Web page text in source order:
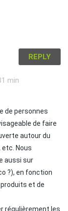
REPLY
min
de personnes
de faire
autour du
etc. Nous
aussi sur
?), en fonction
et de
régulièrement les